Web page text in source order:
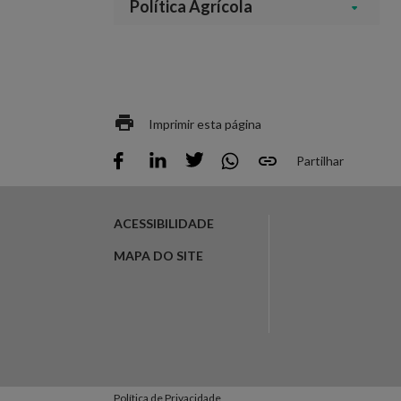
Política Agrícola
Imprimir esta página
Partilhar
ACESSIBILIDADE
MAPA DO SITE
Política de Privacidade